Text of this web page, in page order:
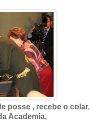
posse , recebe o colar,
Academia,